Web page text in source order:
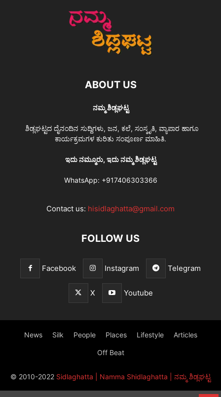
ABOUT US
ನಮ್ಮ ಶಿಡ್ಲಘಟ್ಟ
ಶಿಡ್ಲಘಟ್ಟದ ದೈನಂದಿನ ಸುದ್ದಿಗಳು, ಜನ, ಕಲೆ, ಸಂಸ್ಕೃತಿ, ವ್ಯಾಪಾರ ಹಾಗೂ
ಕಾರ್ಯಕ್ರಮಗಳ ಕುರಿತು ಸಂಪೂರ್ಣ ಮಾಹಿತಿ.
ಇದು ನಮ್ಮೂರು, ಇದು ನಮ್ಮ ಶಿಡ್ಲಘಟ್ಟ
WhatsApp: +917406303366
Contact us: hisidlaghatta@gmail.com
FOLLOW US
Facebook Instagram Telegram
X Youtube
News Silk People Places Lifestyle Articles
Off Beat
© 2010-2022 Sidlaghatta | Namma Shidlaghatta | ನಮ್ಮ ಶಿಡ್ಲಘಟ್ಟ